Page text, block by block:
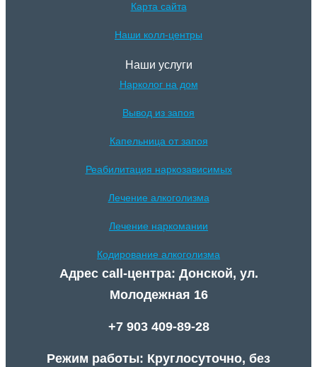
Карта сайта
Наши колл-центры
Наши услуги
Нарколог на дом
Вывод из запоя
Капельница от запоя
Реабилитация наркозависимых
Лечение алкоголизма
Лечение наркомании
Кодирование алкоголизма
Адрес call-центра: Донской, ул.
Молодежная 16
+7 903 409-89-28
Режим работы: Круглосуточно, без